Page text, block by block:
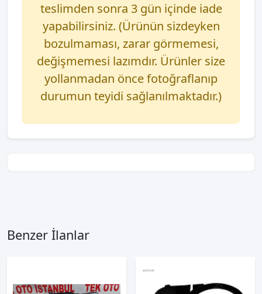
teslimden sonra 3 gün içinde iade
yapabilirsiniz. (Ürünün sizdeyken
bozulmaması, zarar görmemesi,
değişmemesi lazımdır. Ürünler size
yollanmadan önce fotoğraflanıp
durumun teyidi sağlanılmaktadır.)
Benzer İlanlar